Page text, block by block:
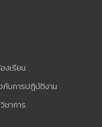
งเรียน
กับการปฏิบัติงาน
ชาการ